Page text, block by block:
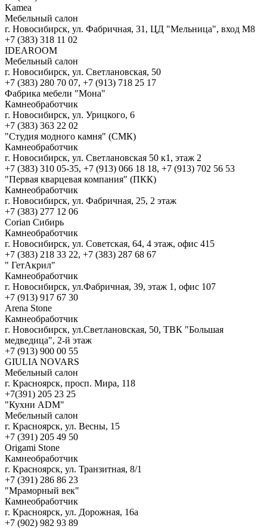
Kamea
Мебельный салон
г. Новосибирск, ул. Фабричная, 31, ЦД "Мельница", вход М8
+7 (383) 318 11 02
IDEAROOM
Мебельный салон
г. Новосибирск, ул. Светлановская, 50
+7 (383) 280 70 07, +7 (913) 718 25 17
Фабрика мебели "Мона"
Камнеобработчик
г. Новосибирск, ул. Урицкого, 6
+7 (383) 363 22 02
"Студия модного камня" (СМК)
Камнеобработчик
г. Новосибирск, ул. Светлановская 50 к1, этаж 2
+7 (383) 310 05-35, +7 (913) 066 18 18, +7 (913) 702 56 53
"Первая кварцевая компания" (ПКК)
Камнеобработчик
г. Новосибирск, ул. Фабричная, 25, 2 этаж
+7 (383) 277 12 06
Corian Сибирь
Камнеобработчик
г. Новосибирск, ул. Советская, 64, 4 этаж, офис 415
+7 (383) 218 33 22, +7 (383) 287 68 67
" ГетАкрил"
Камнеобработчик
г. Новосибирск, ул.Фабричная, 39, этаж 1, офис 107
+7 (913) 917 67 30
Arena Stone
Камнеобработчик
г. Новосибирск, ул.Светлановская, 50, ТВК "Большая
медведица", 2-й этаж
+7 (913) 900 00 55
GIULIA NOVARS
Мебельный салон
г. Красноярск, просп. Мира, 118
+7(391) 205 23 25
"Кухни ADM"
Мебельный салон
г. Красноярск, ул. Весны, 15
+7 (391) 205 49 50
Origami Stone
Камнеобработчик
г. Красноярск, ул. Транзитная, 8/1
+7 (391) 286 86 23
"Мраморный век"
Камнеобработчик
г. Красноярск, ул. Дорожная, 16а
+7 (902) 982 93 89